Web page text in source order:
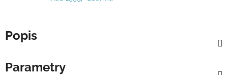
Popis
Parametry